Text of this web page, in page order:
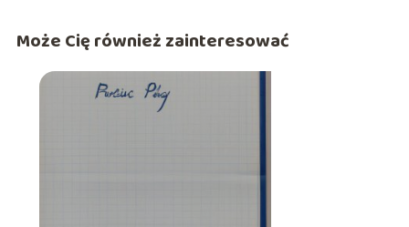
Może Cię również zainteresować